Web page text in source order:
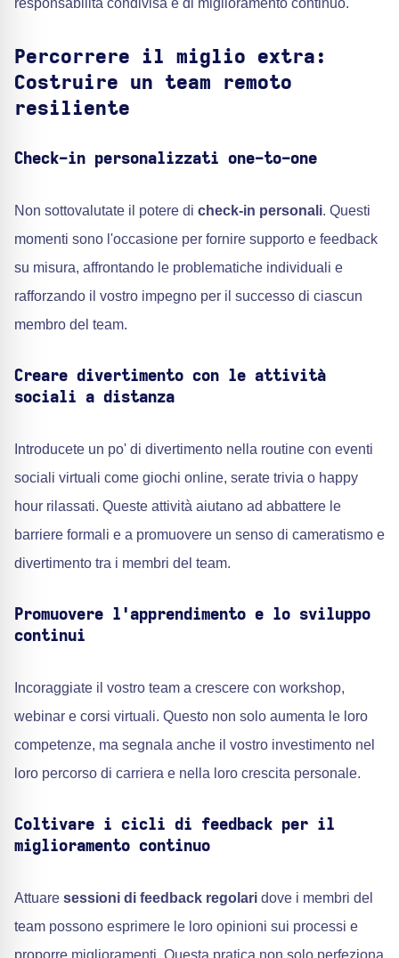
responsabilità condivisa e di miglioramento continuo.
Percorrere il miglio extra:
Costruire un team remoto
resiliente
Check-in personalizzati one-to-one
Non sottovalutate il potere di check-in personali. Questi
momenti sono l'occasione per fornire supporto e feedback
su misura, affrontando le problematiche individuali e
rafforzando il vostro impegno per il successo di ciascun
membro del team.
Creare divertimento con le attività
sociali a distanza
Introducete un po' di divertimento nella routine con eventi
sociali virtuali come giochi online, serate trivia o happy
hour rilassati. Queste attività aiutano ad abbattere le
barriere formali e a promuovere un senso di cameratismo e
divertimento tra i membri del team.
Promuovere l'apprendimento e lo sviluppo
continui
Incoraggiate il vostro team a crescere con workshop,
webinar e corsi virtuali. Questo non solo aumenta le loro
competenze, ma segnala anche il vostro investimento nel
loro percorso di carriera e nella loro crescita personale.
Coltivare i cicli di feedback per il
miglioramento continuo
Attuare sessioni di feedback regolari dove i membri del
team possono esprimere le loro opinioni sui processi e
proporre miglioramenti. Questa pratica non solo perfeziona